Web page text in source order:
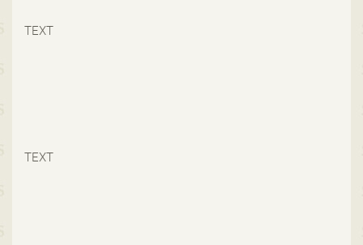
TEXT
TEXT